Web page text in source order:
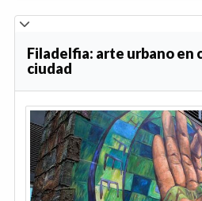
Filadelfia: arte urbano en
ciudad